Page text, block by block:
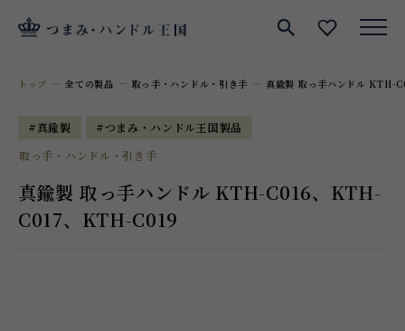
サイト内検索
お気に
トップ 全ての製品 取っ手・ハンドル・引き手 真鍮製 取っ手ハンドル
#真鍮製
#つまみ・ハンドル王国製品
取っ手・ハンドル・引き手
真鍮製 取っ手ハンドル KTH-C016、KTH-
C017、KTH-C019